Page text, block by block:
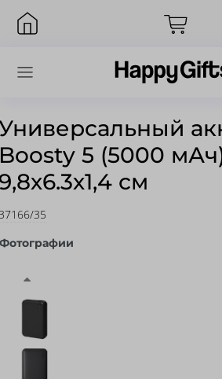
5 (5000
см
35
Фотографии
Запомнить меня